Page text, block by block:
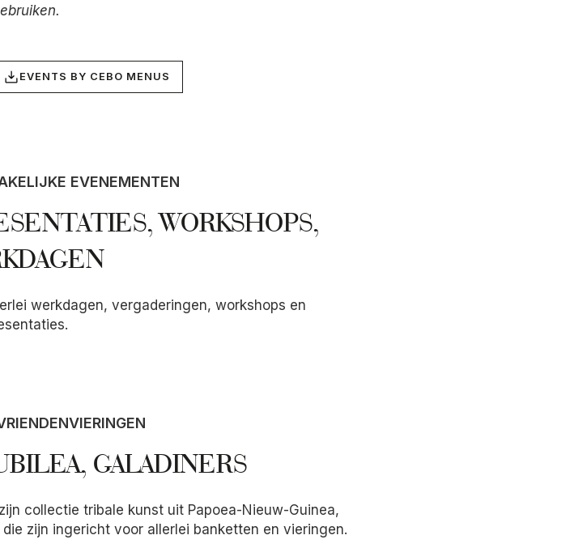
EVENTS BY CEBO MENUS
EVENEMENTEN
WORKSHOPS,
werkdagen, vergaderingen, workshops en
GALADINERS
collectie tribale kunst uit Papoea-Nieuw-Guinea,
zijn ingericht voor allerlei banketten en vieringen.